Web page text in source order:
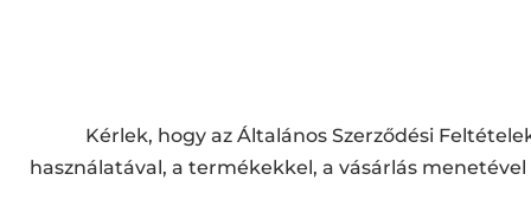
Kérlek, hogy az Általános Szerződési
használatával, a termékekkel, a vásárlás